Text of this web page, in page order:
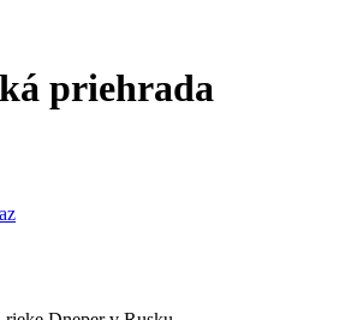
priehrada